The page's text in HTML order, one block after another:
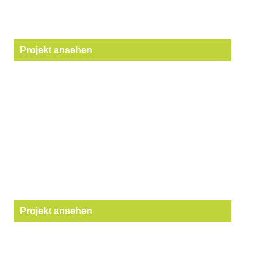
Projekt ansehen
Projekt ansehen